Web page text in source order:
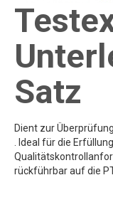
Satz
Dient zur
. Ideal für die
rückführbar auf die